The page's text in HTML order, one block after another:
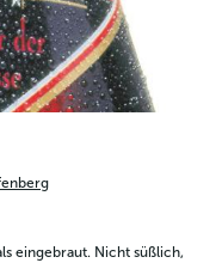
eingebraut. Nicht süßlich,